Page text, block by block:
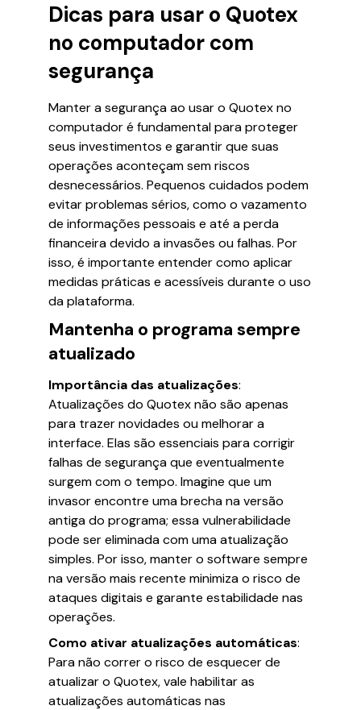
Dicas para usar o Quotex
no computador com
segurança
Manter a segurança ao usar o Quotex no
computador é fundamental para proteger
seus investimentos e garantir que suas
operações aconteçam sem riscos
desnecessários. Pequenos cuidados podem
evitar problemas sérios, como o vazamento
de informações pessoais e até a perda
financeira devido a invasões ou falhas. Por
isso, é importante entender como aplicar
medidas práticas e acessíveis durante o uso
da plataforma.
Mantenha o programa sempre
atualizado
Importância das atualizações:
Atualizações do Quotex não são apenas
para trazer novidades ou melhorar a
interface. Elas são essenciais para corrigir
falhas de segurança que eventualmente
surgem com o tempo. Imagine que um
invasor encontre uma brecha na versão
antiga do programa; essa vulnerabilidade
pode ser eliminada com uma atualização
simples. Por isso, manter o software sempre
na versão mais recente minimiza o risco de
ataques digitais e garante estabilidade nas
operações.
Como ativar atualizações automáticas:
Para não correr o risco de esquecer de
atualizar o Quotex, vale habilitar as
atualizações automáticas nas